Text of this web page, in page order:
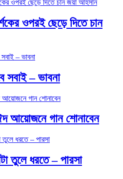
ওপরই ছেড়ে দিতে চান
সবাই – ভাবনা
আয়োজনে গান শোনাবেন
তুলে ধরতে – পারসা